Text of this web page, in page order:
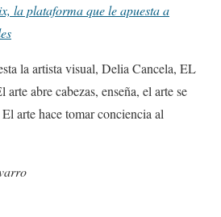
la plataforma que le apuesta a
la artista visual, Delia Cancela, EL
abre cabezas, enseña, el arte se
arte hace tomar conciencia al